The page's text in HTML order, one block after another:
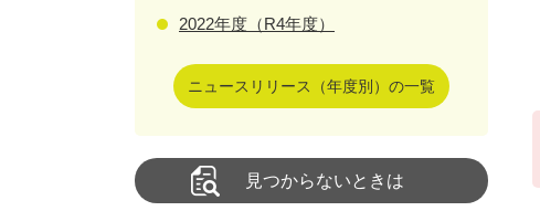
2022年度（R4年度）
ニュースリリース（年度別）の一覧
見つからないときは